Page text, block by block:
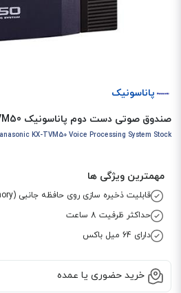
پاناسونیک
صندوق صوتی دست دوم پاناسونیک KX-TVM50
Panasonic KX-TVM50 Voice Processing System Stock
مهمترین ویژگی ها
قابلیت ذخیره سازی روی حافظه جانبی (Flash Memory)
حداکثر ظرفیت 8 ساعت
دارای 64 میل باکس
خرید حضوری یا عمده